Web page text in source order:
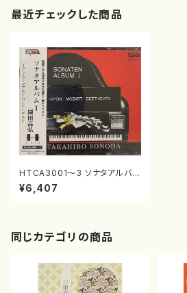
最近チェックした商品
HTCA3001〜3 ソナタアルバム
Ⅰ（ピアノ/ハイドン、モーツアル
ト、ベートーヴェン/CD）
¥6,407
同じカテゴリの商品